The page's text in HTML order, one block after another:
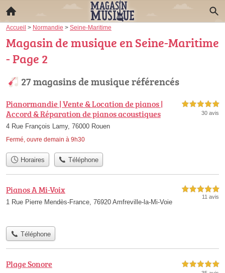
Accueil > Normandie > Seine-Maritime
Magasin de musique en Seine-Maritime
- Page 2
27 magasins de musique référencés
Pianormandie | Vente & Location de pianos |
Accord & Réparation de pianos acoustiques
4 Rue François Lamy, 76000 Rouen
Fermé, ouvre demain à 9h30
5,0 étoiles sur 5
30 avis
Horaires Téléphone
Pianos A Mi-Voix
1 Rue Pierre Mendès-France, 76920 Amfreville-la-Mi-Voie
5,0 étoiles sur 5
11 avis
Téléphone
Plage Sonore 5,0 étoiles sur 5